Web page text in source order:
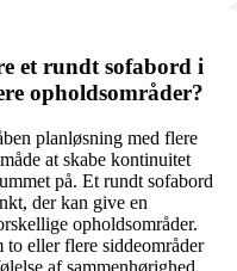
et rundt sofabord i
opholdsområder?
planløsning med flere
at skabe kontinuitet
på. Et rundt sofabord
der kan give en
opholdsområder.
to eller flere siddeområder